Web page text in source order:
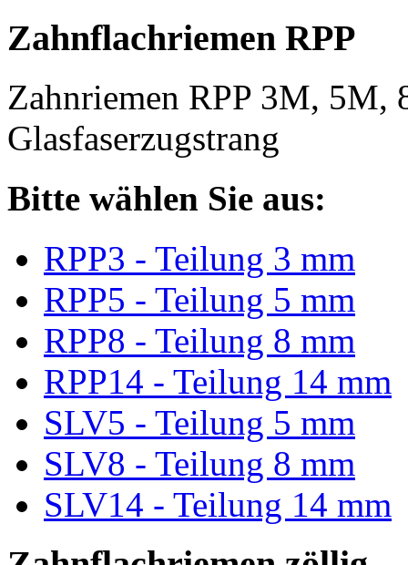
Zahnflachriemen RPP
Zahnriemen RPP 3M, 5M,
Glasfaserzugstrang
Bitte wählen Sie aus:
RPP3 - Teilung 3 mm
RPP5 - Teilung 5 mm
RPP8 - Teilung 8 mm
RPP14 - Teilung 14 mm
SLV5 - Teilung 5 mm
SLV8 - Teilung 8 mm
SLV14 - Teilung 14 mm